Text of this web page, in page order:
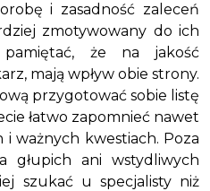
i zasadność zaleceń
zmotywowany do ich
pamiętać, że na jakość
mają wpływ obie strony.
przygotować sobie listę
łatwo zapomnieć nawet
ważnych kwestiach. Poza
ani wstydliwych
szukać u specjalisty niż